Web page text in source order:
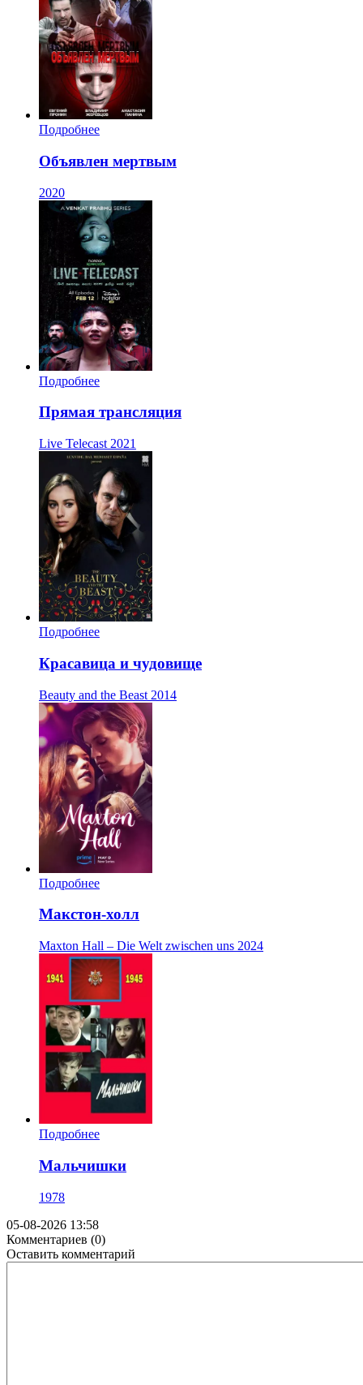
Подробнее
Объявлен мертвым
2020
Подробнее
Прямая трансляция
Live Telecast 2021
Подробнее
Красавица и чудовище
Beauty and the Beast 2014
Подробнее
Макстон-холл
Maxton Hall – Die Welt zwischen uns 2024
Подробнее
Мальчишки
1978
05-08-2026 13:58
Комментариев (0)
Оставить комментарий